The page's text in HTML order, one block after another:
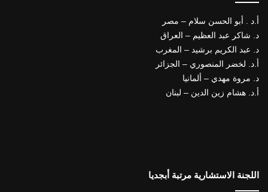
أ.د . أبو الحسن سلام – مصر
د. شاكر عبد العظيم – العراق
د. عبد الكريم برشيد – المغرب
أ.د. لخضر المنصوري – الجزائر
د. مروة مهدي – ألمانيا
أ.د. هشام زين الدين – لبنان
اللجنة الاستشارية مرتبة أبجديا